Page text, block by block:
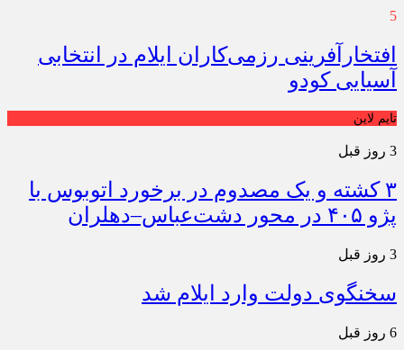
5
افتخارآفرینی رزمی‌کاران ایلام در انتخابی
آسیایی کودو
تایم لاین
3 روز قبل
۳ کشته و یک مصدوم در برخورد اتوبوس با
پژو ۴۰۵ در محور دشت‌عباس–دهلران
3 روز قبل
سخنگوی دولت وارد ایلام شد
6 روز قبل